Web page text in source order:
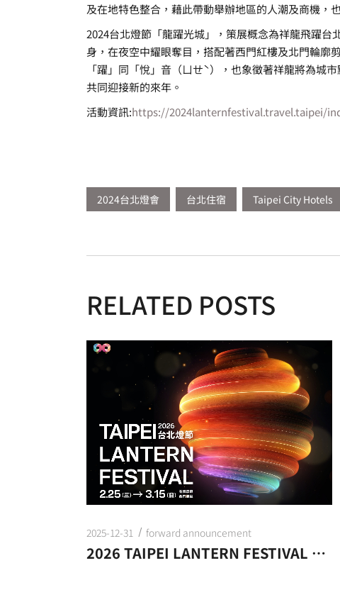
及在地特色整合，藉此帶動舉辦地區的人潮及商機，
2024台北燈節「龍躍光城」，策展概念為祥龍飛躍
身，在夜空中耀眼奪目，搭配著西門紅樓及北門輪廓
「躍」同「悅」音（ㄩㄝˋ），也象徵著祥龍將為城
共同迎接新的來年。
活動資訊:https://2024lanternfestival.travel.taipei/
2024台北燈會 台北住宿 Taipei City Hotels
RELATED POSTS
2025-12-31 forward announcement
2026 TAIPEI LANTERN FESTIVAL 02.25(WED.) － 03.15(SUN.)